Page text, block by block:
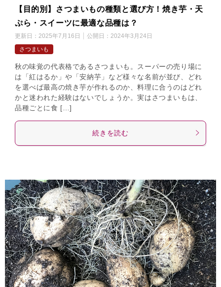
【目的別】さつまいもの種類と選び方！焼き芋・天
ぷら・スイーツに最適な品種は？
更新日： 2025年7月16日 公開日： 2024年3月24日
さつまいも
秋の味覚の代表格であるさつまいも。スーパーの売り場に
は「紅はるか」や「安納芋」など様々な名前が並び、どれ
を選べば最高の焼き芋が作れるのか、料理に合うのはどれ
かと迷われた経験はないでしょうか。実はさつまいもは、
品種ごとに食 […]
続きを読む